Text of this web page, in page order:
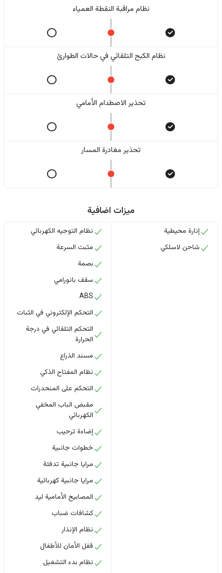
نظام مراقبة النقطة العمياء
نظام الكبح التلقائي في حالات الطوارئ
تحذير الاصطدام الأمامي
تحذير مغادرة المسار
ميزات اضافية
إنارة محيطية
شاحن لاسلكي
نظام التوجيه الكهربائي
مثبت السرعة
بصمة
سقف بانورامي
ABS
التحكم الإلكتروني في الثبات
التحكم التلقائي في درجة
الحرارة
مسند الذراع
نظام المفتاح الذكي
التحكم على المنحدرات
مقبض الباب المخفي
الكهربائي
إضاءة ترحيب
خطوات جانبية
مرايا جانبية تدفئة
مرايا جانبية كهربائية
المصابيح الأمامية ليد
كشافات ضباب
نظام الإنذار
قفل الأمان للأطفال
نظام بدء التشغيل